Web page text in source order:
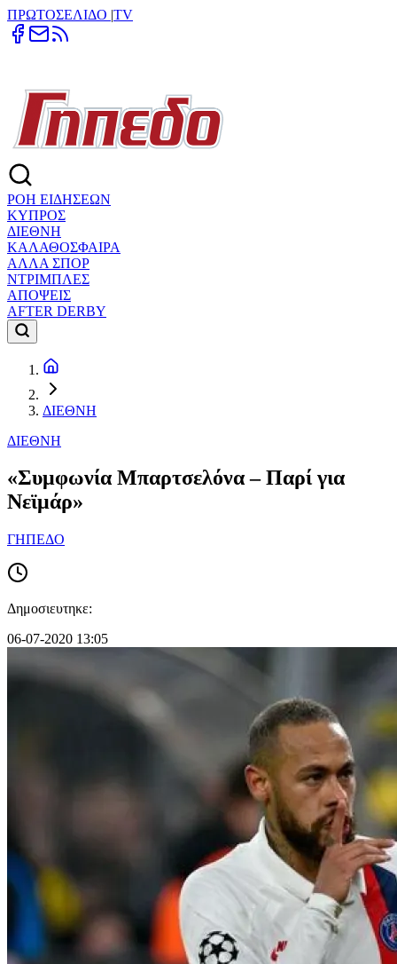
ΠΡΩΤΟΣΕΛΙΔΟ |TV
ΡΟΗ ΕΙΔΗΣΕΩΝ
ΚΥΠΡΟΣ
ΔΙΕΘΝΗ
ΚΑΛΑΘΟΣΦΑΙΡΑ
ΑΛΛΑ ΣΠΟΡ
ΝΤΡΙΜΠΛΕΣ
ΑΠΟΨΕΙΣ
AFTER DERBY
ΔΙΕΘΝΗ
ΔΙΕΘΝΗ
«Συμφωνία Μπαρτσελόνα – Παρί για
Νεϊμάρ»
ΓΗΠΕΔΟ
Δημοσιευτηκε:
06-07-2020 13:05